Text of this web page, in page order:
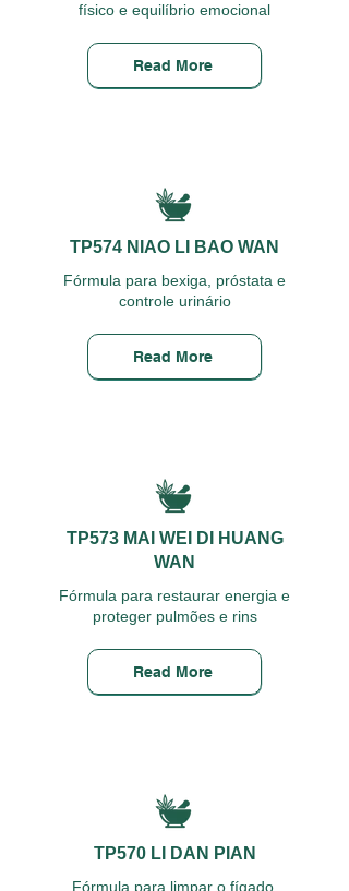
físico e equilíbrio emocional
Read More
TP574 NIAO LI BAO WAN
Fórmula para bexiga, próstata e
controle urinário
Read More
TP573 MAI WEI DI HUANG
WAN
Fórmula para restaurar energia e
proteger pulmões e rins
Read More
TP570 LI DAN PIAN
Fórmula para limpar o fígado,